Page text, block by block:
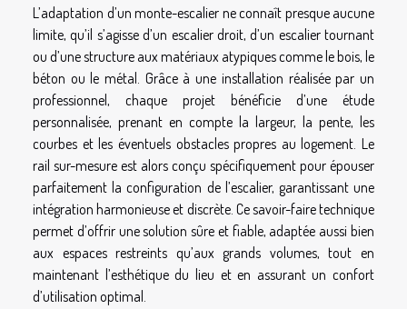
L’adaptation d’un monte-escalier ne connaît presque aucune
limite, qu’il s’agisse d’un escalier droit, d’un escalier tournant
ou d’une structure aux matériaux atypiques comme le bois, le
béton ou le métal. Grâce à une installation réalisée par un
professionnel, chaque projet bénéficie d’une étude
personnalisée, prenant en compte la largeur, la pente, les
courbes et les éventuels obstacles propres au logement. Le
rail sur-mesure est alors conçu spécifiquement pour épouser
parfaitement la configuration de l’escalier, garantissant une
intégration harmonieuse et discrète. Ce savoir-faire technique
permet d’offrir une solution sûre et fiable, adaptée aussi bien
aux espaces restreints qu’aux grands volumes, tout en
maintenant l’esthétique du lieu et en assurant un confort
d’utilisation optimal.